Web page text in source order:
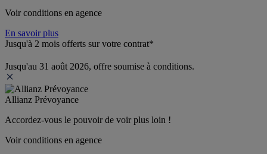
Voir conditions en agence
En savoir plus
Jusqu'à 2 mois offerts sur votre contrat*
Jusqu'au 31 août 2026, offre soumise à conditions.
Allianz Prévoyance
Accordez-vous le pouvoir de voir plus loin !
Voir conditions en agence